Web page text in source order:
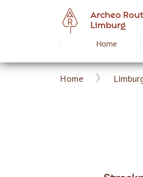
inhoud
Archeo
Limburg
Home
Home